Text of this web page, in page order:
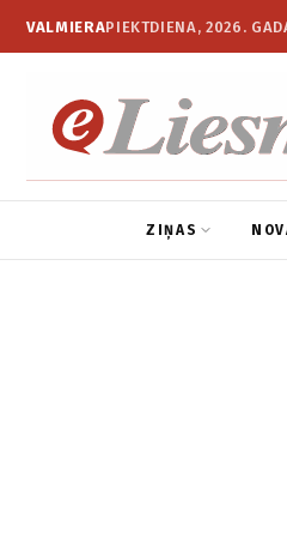
VALMIERAPIEKTDIENA, 2026.
ZIŅAS